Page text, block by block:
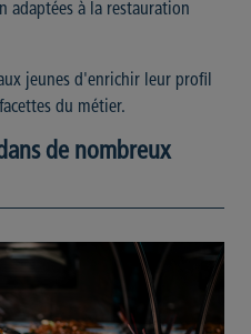
adaptées à la restauration
jeunes d'enrichir leur profil
du métier.
de nombreux